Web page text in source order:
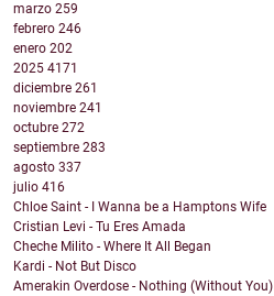
marzo 259
febrero 246
enero 202
2025 4171
diciembre 261
noviembre 241
octubre 272
septiembre 283
agosto 337
julio 416
Chloe Saint - I Wanna be a Hamptons Wife
Cristian Levi - Tu Eres Amada
Cheche Milito - Where It All Began
Kardi - Not But Disco
Amerakin Overdose - Nothing (Without You)